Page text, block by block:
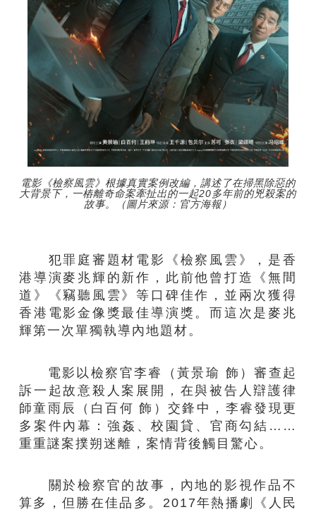
電影《檢察風雲》根據真實案例改編，講述了在掃黑除惡的
大背景下，一樁離奇命案牽扯出的一起20多年前的兇殺案的
故事。（圖片來源：官方海報）
犯罪庭審題材電影《檢察風雲》，是香
港導演麥兆輝的新作，此前他曾打造《無間
道》《竊聽風雲》等口碑佳作，並兩次獲得
香港電影金像獎最佳導演獎。而這次是麥兆
輝第一次單獨執導內地題材。
電影以檢察官李睿（黃景瑜 飾）審查起
訴一起故意殺人案展開，在與被告人辯護律
師童雨辰（白百何 飾）交鋒中，李睿發現更
多案件內幕：強姦、校園貸、官商勾結……
重重謎案撲朔迷離，案情背後觸目驚心。
關於檢察官的故事，內地的影視作品不
算多，但勝在佳品多。2017年熱播劇《人民